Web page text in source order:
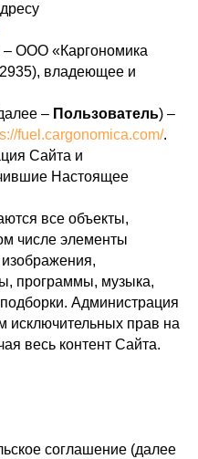
– ООО «Каргономика
владеющее и
– Пользователь) –
fuel.cargonomica.com/.
Сайта и
Настоящее
все объекты,
числе элементы
изображения,
программы, музыка,
Администрация
исключительных прав на
весь контент Сайта.
соглашение (далее